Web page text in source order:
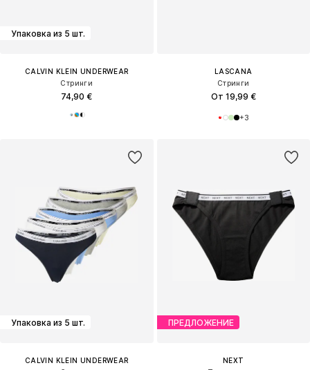
Упаковка из 5 шт.
CALVIN KLEIN UNDERWEAR
Стринги
74,90 €
LASCANA
Стринги
От 19,99 €
+3
Упаковка из 5 шт.
CALVIN KLEIN UNDERWEAR
ПРЕДЛОЖЕНИЕ
NEXT